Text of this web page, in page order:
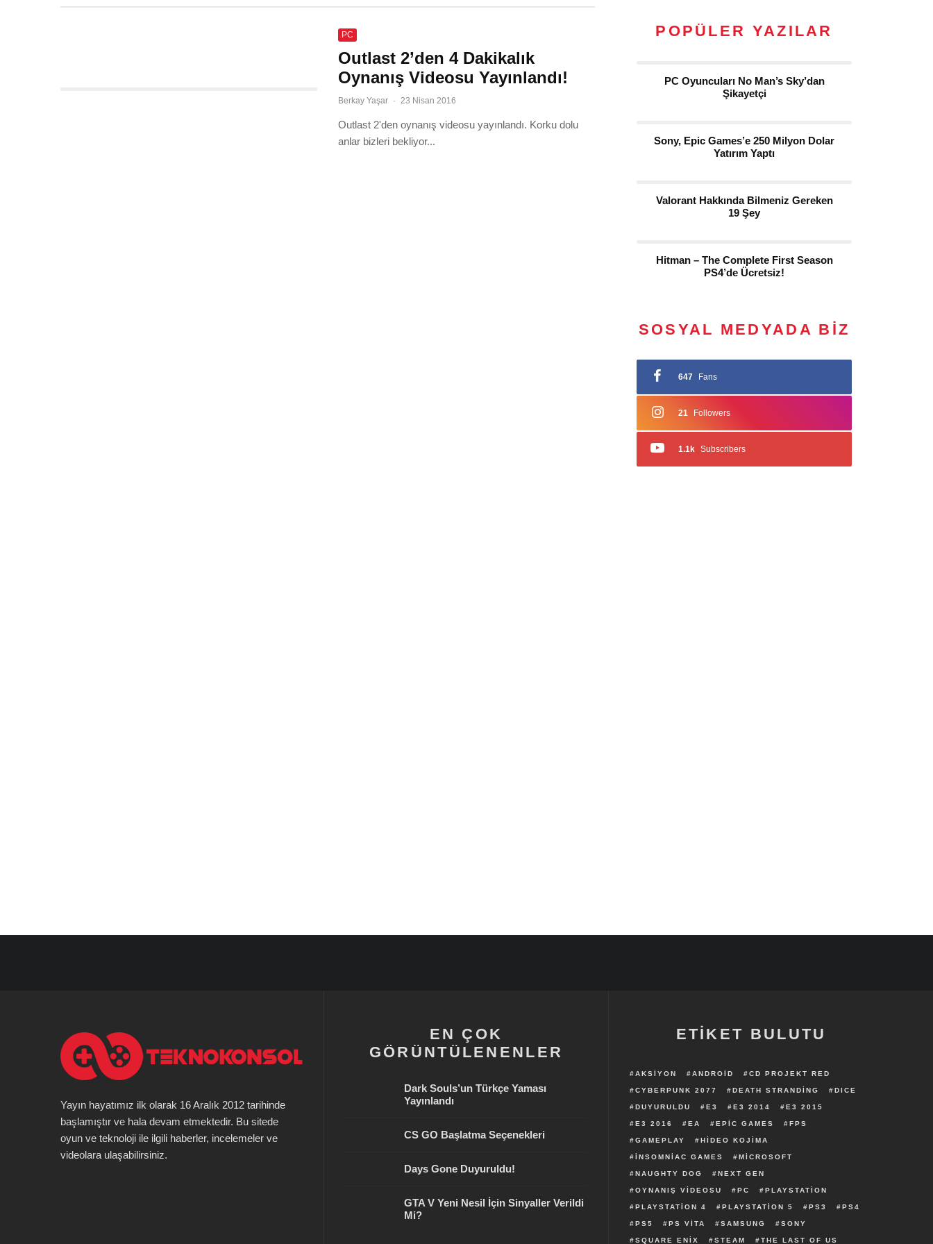
PC
Outlast 2’den 4 Dakikalık
Oynanış Videosu Yayınlandı!
Berkay Yaşar · 23 Nisan 2016
Outlast 2'den oynanış videosu yayınlandı. Korku dolu
anlar bizleri bekliyor...
POPÜLER YAZILAR
PC Oyuncuları No Man’s Sky’dan
Şikayetçi
Sony, Epic Games’e 250 Milyon Dolar
Yatırım Yaptı
Valorant Hakkında Bilmeniz Gereken
19 Şey
Hitman – The Complete First Season
PS4’de Ücretsiz!
SOSYAL MEDYADA BIZ
647 Fans
21 Followers
1.1k Subscribers
Yayın hayatımız ilk olarak 16 Aralık 2012 tarihinde
başlamıştır ve hala devam etmektedir. Bu sitede
oyun ve teknoloji ile ilgili haberler, incelemeler ve
videolara ulaşabilirsiniz.
EN ÇOK
GÖRÜNTÜLENENLER
Dark Souls’un Türkçe Yaması
Yayınlandı
CS GO Başlatma Seçenekleri
Days Gone Duyuruldu!
GTA V Yeni Nesil İçin Sinyaller Verildi
Mi?
ETİKET BULUTU
AKSIYON ANDROID CD PROJEKT RED
CYBERPUNK 2077 DEATH STRANDING DICE
DUYURULDU E3 E3 2014 E3 2015
E3 2016 EA EPIC GAMES FPS
GAMEPLAY HIDEO KOJIMA
INSOMNIAC GAMES MICROSOFT
NAUGHTY DOG NEXT GEN
OYNANIŞ VIDEOSU PC PLAYSTATION
PLAYSTATION 4 PLAYSTATION 5 PS3 PS4
PS5 PS VITA SAMSUNG SONY
SQUARE ENIX STEAM THE LAST OF US